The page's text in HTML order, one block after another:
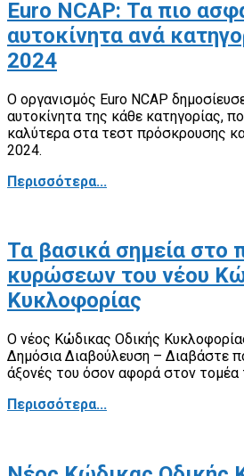
Euro NCAP: Τα πιο
αυτοκίνητα ανά
2024
Ο οργανισμός Euro NCAP
αυτοκίνητα της κάθε κατηγορίας,
καλύτερα στα τεστ πρόσκρουσης
2024.
Περισσότερα...
Τα βασικά σημεία στο
κυρώσεων του νέου
Κυκλοφορίας
O νέος Κώδικας Οδικής
Δημόσια Διαβούλευση – Διαβάστε
άξονές του όσον αφορά στον
Περισσότερα...